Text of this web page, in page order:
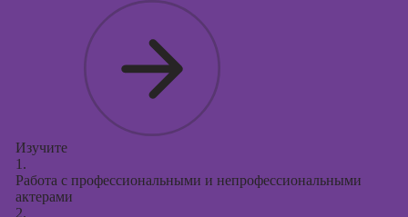
Изучите
1.
Работа с профессиональными и непрофессиональными
актерами
2.